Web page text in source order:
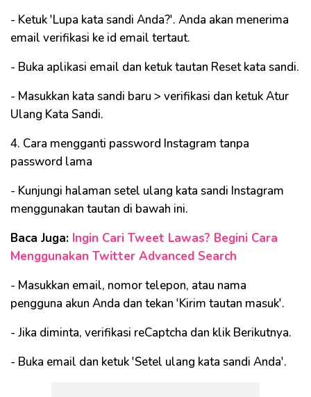
- Ketuk 'Lupa kata sandi Anda?'. Anda akan menerima
email verifikasi ke id email tertaut.
- Buka aplikasi email dan ketuk tautan Reset kata sandi.
- Masukkan kata sandi baru > verifikasi dan ketuk Atur
Ulang Kata Sandi.
4. Cara mengganti password Instagram tanpa
password lama
- Kunjungi halaman setel ulang kata sandi Instagram
menggunakan tautan di bawah ini.
Baca Juga: Ingin Cari Tweet Lawas? Begini Cara
Menggunakan Twitter Advanced Search
- Masukkan email, nomor telepon, atau nama
pengguna akun Anda dan tekan 'Kirim tautan masuk'.
- Jika diminta, verifikasi reCaptcha dan klik Berikutnya.
- Buka email dan ketuk 'Setel ulang kata sandi Anda'.